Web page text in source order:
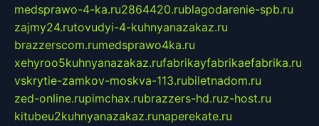
medsprawo-4-ka.ru2864420.rublagodarenie-spb.ru
zajmy24.rutovudyi-4-kuhnyanazakaz.ru
brazzerscom.rumedsprawo4ka.ru
xehyroo5kuhnyanazakaz.rufabrikayfabrikaefabrika.ru
vskrytie-zamkov-moskva-113.rubiletnadom.ru
zed-online.rupimchax.rubrazzers-hd.ruz-host.ru
kitubeu2kuhnyanazakaz.runaperekate.ru